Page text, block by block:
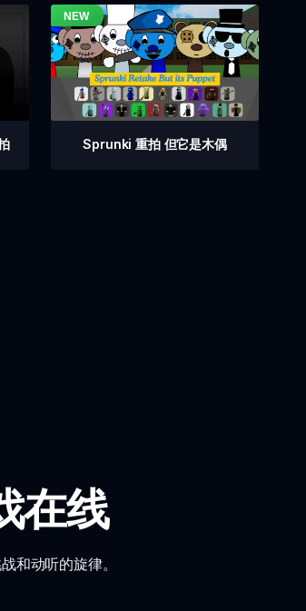
Sprunki 重拍 但它是木偶
在线
动听的旋律。